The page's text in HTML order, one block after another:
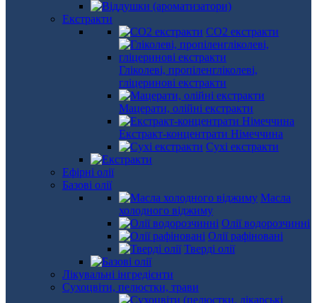
Екстракти
СО2 екстракти
Гліколеві, пропіленгліколеві,
гліцеринові екстракти
Мацерати, олійні екстракти
Екстракт-концентрати Німеччина
Сухі екстракти
Ефірні олії
Базові олії
Масла
холодного віджиму
Олії водорозчинні
Олії рафіновані
Тверді олії
Лікувальні інгредієнти
Сухоцвіти, пелюстки, трави